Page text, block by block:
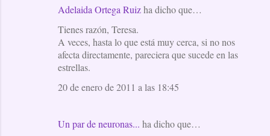
Adelaida Ortega Ruizha dicho que…
Tienes razón, Teresa.
A veces, hasta lo que está muy cerca, si no nos
afecta directamente, pareciera que sucede en las
estrellas.
20 de enero de 2011 a las 18:45
Un par de neuronas... ha dicho que…